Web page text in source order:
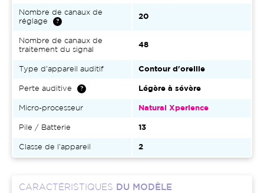
Nombre de canaux de
réglage
20
Nombre de canaux de
traitement du signal
48
Type d'appareil auditif Contour d'oreille
Perte auditive Légère à sévère
Micro-processeur Natural Xperience
Pile / Batterie 13
Classe de l'appareil 2
CARACTÉRISTIQUES DU MODÈLE